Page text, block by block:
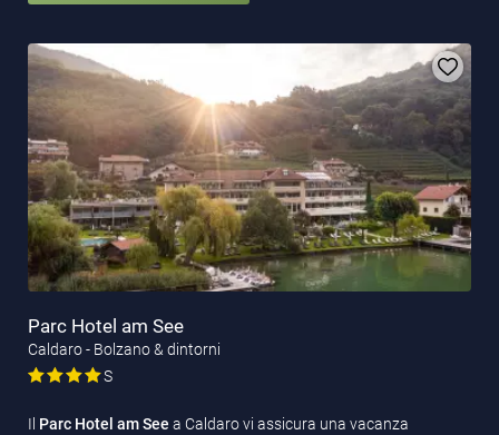
Parc Hotel am See
Caldaro - Bolzano & dintorni
S
Il Parc Hotel am See a Caldaro vi assicura una vacanza